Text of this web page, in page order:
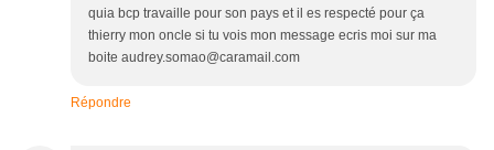
quia bcp travaille pour son pays et il es respecté pour ça
thierry mon oncle si tu vois mon message ecris moi sur ma
boite audrey.somao@caramail.com
Répondre